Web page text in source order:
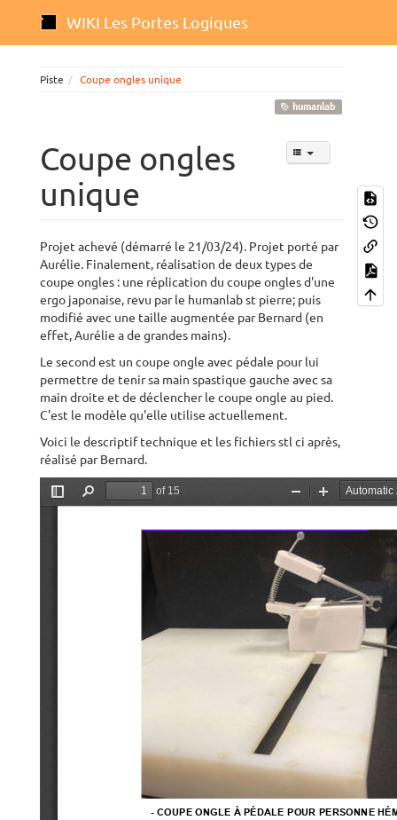
WIKI Les Portes Logiques
Piste Coupe ongles unique
humanlab
Coupe ongles
unique
Projet achevé (démarré le 21/03/24). Projet porté par
Aurélie. Finalement, réalisation de deux types de
coupe ongles : une réplication du coupe ongles d'une
ergo japonaise, revu par le humanlab st pierre; puis
modifié avec une taille augmentée par Bernard (en
effet, Aurélie a de grandes mains).
Le second est un coupe ongle avec pédale pour lui
permettre de tenir sa main spastique gauche avec sa
main droite et de déclencher le coupe ongle au pied.
C'est le modèle qu'elle utilise actuellement.
Voici le descriptif technique et les fichiers stl ci après,
réalisé par Bernard.